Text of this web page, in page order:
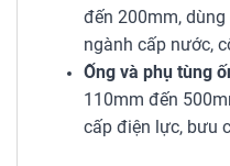
đến 200mm,
ngành cấp nước,
Ống và phụ tùng
110mm đến
cấp điện lực, bưu